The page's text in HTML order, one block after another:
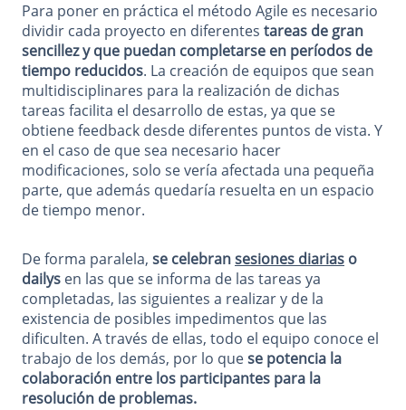
Para poner en práctica el método Agile es necesario
dividir cada proyecto en diferentes tareas de gran
sencillez y que puedan completarse en períodos de
tiempo reducidos. La creación de equipos que sean
multidisciplinares para la realización de dichas
tareas facilita el desarrollo de estas, ya que se
obtiene feedback desde diferentes puntos de vista. Y
en el caso de que sea necesario hacer
modificaciones, solo se vería afectada una pequeña
parte, que además quedaría resuelta en un espacio
de tiempo menor.
De forma paralela, se celebransesiones diarias o
dailys en las que se informa de las tareas ya
completadas, las siguientes a realizar y de la
existencia de posibles impedimentos que las
dificulten. A través de ellas, todo el equipo conoce el
trabajo de los demás, por lo quese potencia la
colaboración entre los participantes para la
resolución de problemas.